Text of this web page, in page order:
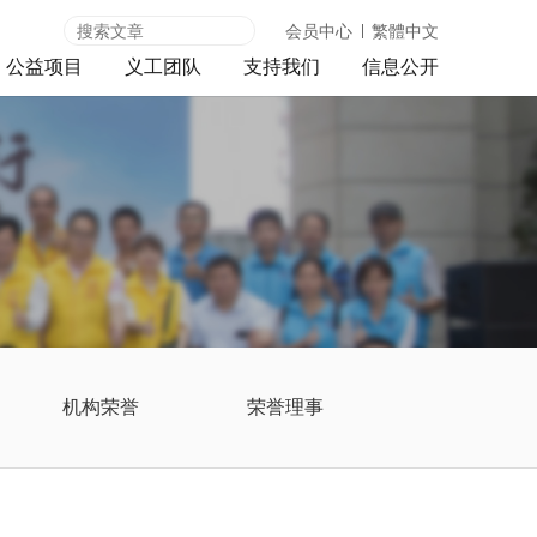
会员中心 繁體中文
公益项目 义工团队 支持我们 信息公开
机构荣誉 荣誉理事